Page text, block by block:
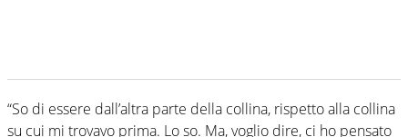
“So di essere dall’altra parte della collina, rispetto alla collina
su cui mi trovavo prima. Lo so. Ma, voglio dire, ci ho pensato